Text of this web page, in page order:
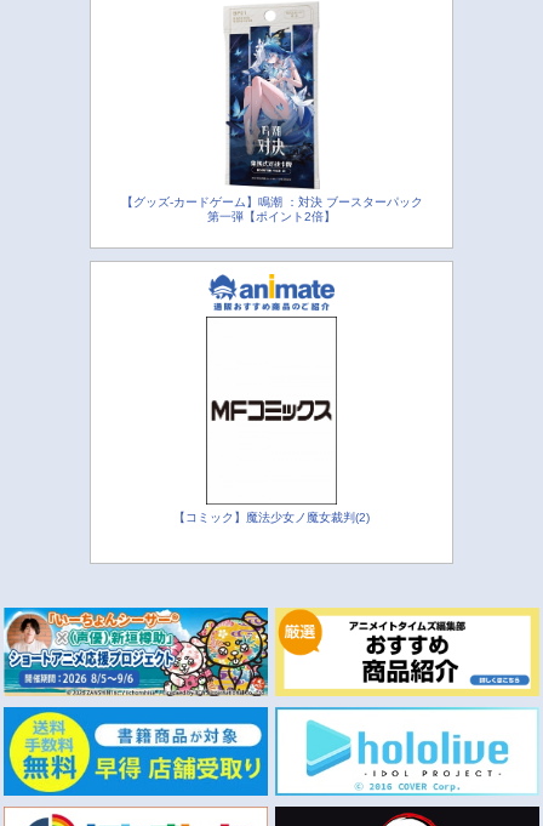
【グッズ-カードゲーム】鳴潮 ：対決 ブースターパック
第一弾【ポイント2倍】
【コミック】魔法少女ノ魔女裁判(2)